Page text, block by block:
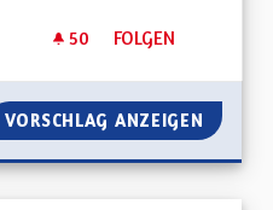
50 50 FOLLOWER
FOLGEN
COMPÉTENCES
VORSCHLAG ANZEIGEN